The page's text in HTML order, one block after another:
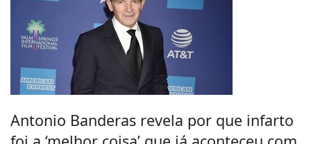
Antonio Banderas revela por que infarto